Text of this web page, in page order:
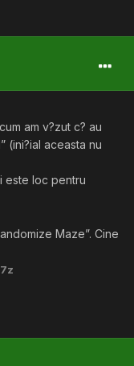
am v?zut c? au
(ini?ial aceasta nu
este loc pentru
Maze”. Cine